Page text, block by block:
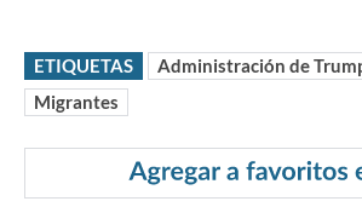
ETIQUETAS Administración de
Migrantes